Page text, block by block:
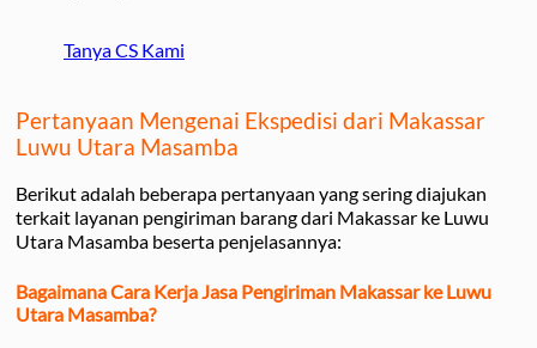
Tanya CS Kami
Pertanyaan Mengenai Ekspedisi dari Makassar
Luwu Utara Masamba
Berikut adalah beberapa pertanyaan yang sering diajukan
terkait layanan pengiriman barang dari Makassar ke Luwu
Utara Masamba beserta penjelasannya:
Bagaimana Cara Kerja Jasa Pengiriman Makassar ke Luwu
Utara Masamba?